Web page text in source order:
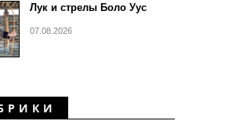
Лук и стрелы Боло Уус
07.08.2026